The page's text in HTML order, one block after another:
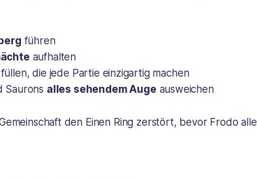
führen
aufhalten
die jede Partie einzigartig machen
Saurons alles sehendem Auge ausweichen
den Einen Ring zerstört, bevor Frodo alle